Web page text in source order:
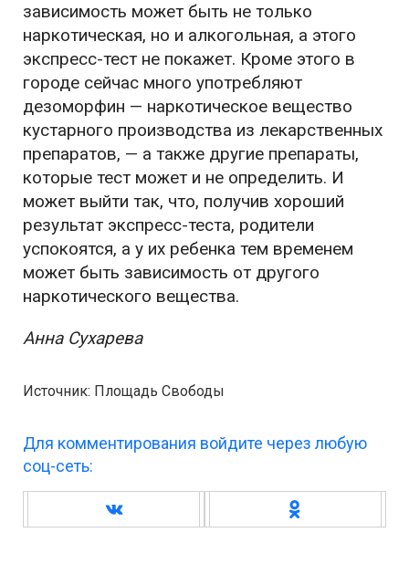
зависимость может быть не только
наркотическая, но и алкогольная, а этого
экспресс-тест не покажет. Кроме этого в
городе сейчас много употребляют
дезоморфин — наркотическое вещество
кустарного производства из лекарственных
препаратов, — а также другие препараты,
которые тест может и не определить. И
может выйти так, что, получив хороший
результат экспресс-теста, родители
успокоятся, а у их ребенка тем временем
может быть зависимость от другого
наркотического вещества.
Анна Сухарева
Источник: Площадь Свободы
Для комментирования войдите через любую
соц-сеть: